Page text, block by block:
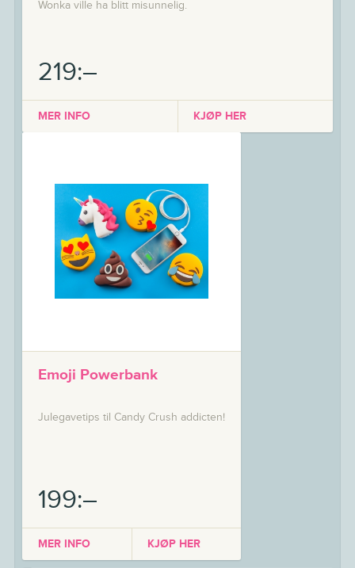
Wonka ville ha blitt misunnelig.
219:–
MER INFO KJØP HER
Emoji Powerbank
Julegavetips til Candy Crush addicten!
199:–
MER INFO KJØP HER